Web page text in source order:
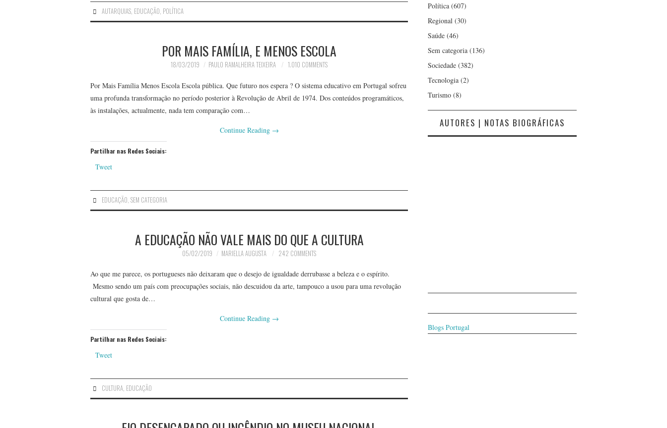
AUTARQUIAS, EDUCAÇÃO, POLÍTICA
POR MAIS FAMÍLIA, E MENOS ESCOLA
18/03/2019 PAULO RAMALHEIRA TEIXEIRA 1.010 COMMENTS
Por Mais Família Menos Escola Escola pública. Que futuro nos espera ? O sistema educativo em Portugal sofreu
uma profunda transformação no período posterior à Revolução de Abril de 1974. Dos conteúdos programáticos,
às instalações, actualmente, nada tem comparação com…
Continue Reading →
Partilhar nas Redes Sociais:
Tweet
EDUCAÇÃO,SEM CATEGORIA
A EDUCAÇÃO NÃO VALE MAIS DO QUE A CULTURA
05/02/2019 MARIELLA AUGUSTA 242 COMMENTS
Ao que me parece, os portugueses não deixaram que o desejo de igualdade derrubasse a beleza e o espírito.
Mesmo sendo um país com preocupações sociais, não descuidou da arte, tampouco a usou para uma revolução
cultural que gosta de…
Continue Reading →
Partilhar nas Redes Sociais:
Tweet
CULTURA, EDUCAÇÃO
Política (607)
Regional (30)
Saúde (46)
Sem categoria (136)
Sociedade (382)
Tecnologia (2)
Turismo (8)
AUTORES | NOTAS BIOGRÁFICAS
Blogs Portugal